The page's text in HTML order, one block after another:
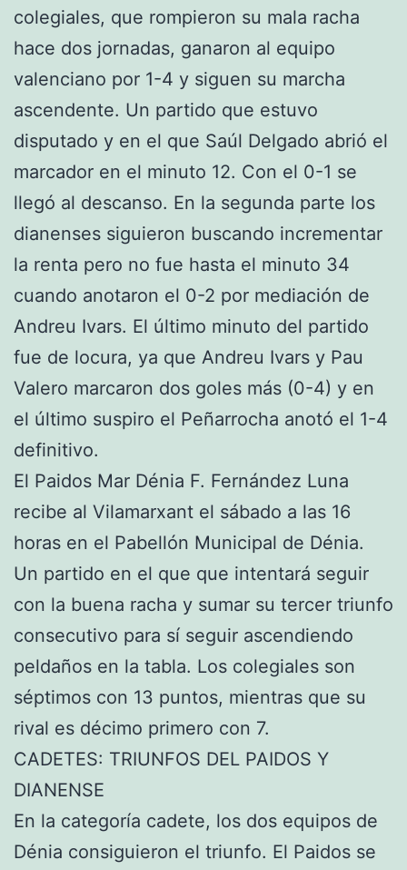
colegiales, que rompieron su mala racha
hace dos jornadas, ganaron al equipo
valenciano por 1-4 y siguen su marcha
ascendente. Un partido que estuvo
disputado y en el que Saúl Delgado abrió el
marcador en el minuto 12. Con el 0-1 se
llegó al descanso. En la segunda parte los
dianenses siguieron buscando incrementar
la renta pero no fue hasta el minuto 34
cuando anotaron el 0-2 por mediación de
Andreu Ivars. El último minuto del partido
fue de locura, ya que Andreu Ivars y Pau
Valero marcaron dos goles más (0-4) y en
el último suspiro el Peñarrocha anotó el 1-4
definitivo.
El Paidos Mar Dénia F. Fernández Luna
recibe al Vilamarxant el sábado a las 16
horas en el Pabellón Municipal de Dénia.
Un partido en el que que intentará seguir
con la buena racha y sumar su tercer triunfo
consecutivo para sí seguir ascendiendo
peldaños en la tabla. Los colegiales son
séptimos con 13 puntos, mientras que su
rival es décimo primero con 7.
CADETES: TRIUNFOS DEL PAIDOS Y
DIANENSE
En la categoría cadete, los dos equipos de
Dénia consiguieron el triunfo. El Paidos se